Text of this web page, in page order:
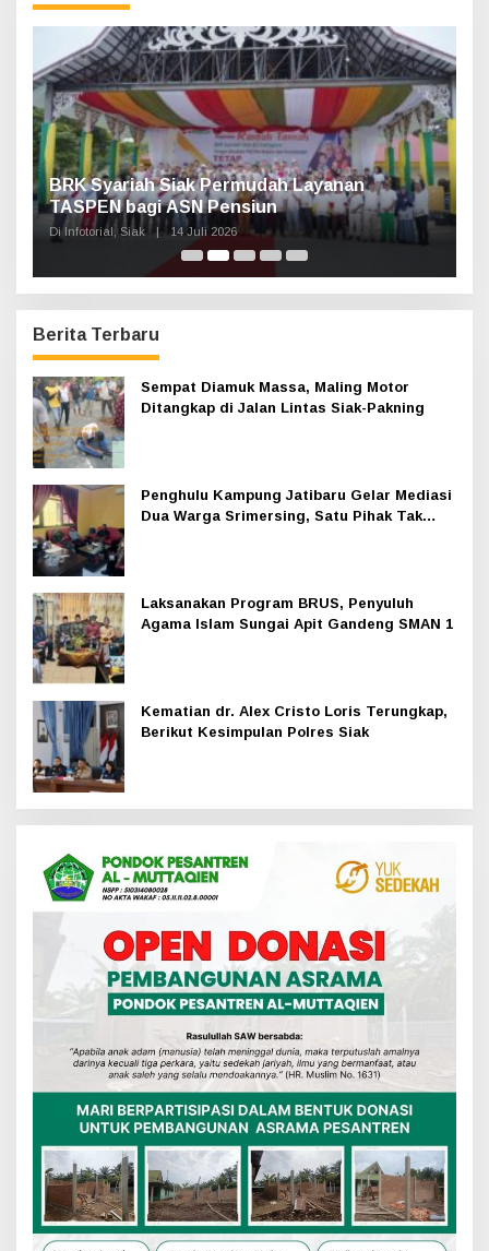
:
BRK Syariah Siak Permudah Layanan
TASPEN bagi ASN Pensiun
Di Infotorial, Siak 14 Juli 2026
Berita Terbaru
Sempat Diamuk Massa, Maling Motor
Ditangkap di Jalan Lintas Siak-Pakning
Penghulu Kampung Jatibaru Gelar Mediasi
Dua Warga Srimersing, Satu Pihak Tak
Laksanakan Program BRUS, Penyuluh
Agama Islam Sungai Apit Gandeng SMAN 1
Kematian dr. Alex Cristo Loris Terungkap,
Berikut Kesimpulan Polres Siak